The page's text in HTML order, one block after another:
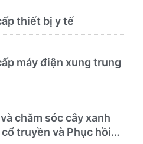
thiết bị y tế
máy điện xung trung
chăm sóc cây xanh
truyền và Phục hồi